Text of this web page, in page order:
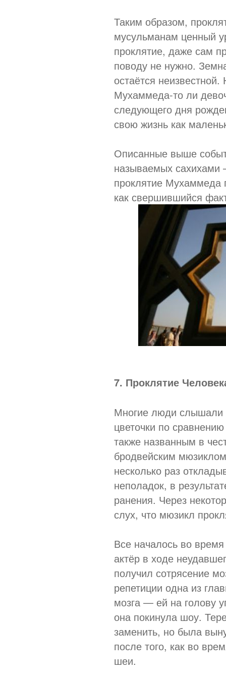
Таким образом,
мусульманам ценный
проклятие, даже сам
поводу не нужно.
остаётся
Мухаммеда-то ли
следующего дня
свою жизнь как
Описанные выше
называемых
проклятие Мухаммеда
как свершившийся
7. Проклятие
Многие люди слышали
цветочки по
также названным в
бродвейским
несколько раз
неполадок, в
ранения. Через
слух, что мюзикл
Все началось во
актёр в ходе
получил сотрясение
репетиции одна из
мозга — ей на голову
она покинула шоу.
заменить, но была
после того, как во
шеи.